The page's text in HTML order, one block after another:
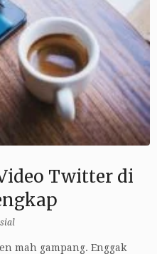
Twitter di
mah gampang. Enggak